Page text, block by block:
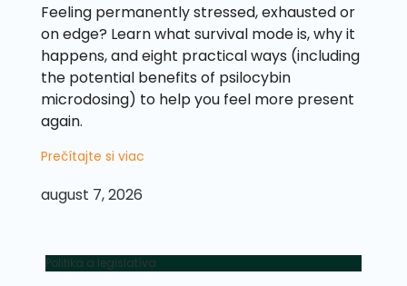
Feeling permanently stressed, exhausted or
on edge? Learn what survival mode is, why it
happens, and eight practical ways (including
the potential benefits of psilocybin
microdosing) to help you feel more present
again.
Prečítajte si viac
august 7, 2026
Politika a legislatíva